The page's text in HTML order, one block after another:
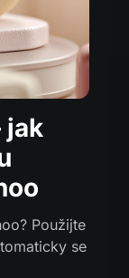
jak
Použijte
se